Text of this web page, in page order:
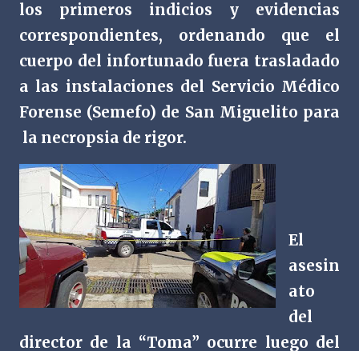
los primeros indicios y evidencias
correspondientes, ordenando que el
cuerpo del infortunado fuera trasladado
a las instalaciones del Servicio Médico
Forense (Semefo) de San Miguelito para
la necropsia de rigor.
El
asesin
ato
del
director de la “Toma” ocurre luego del